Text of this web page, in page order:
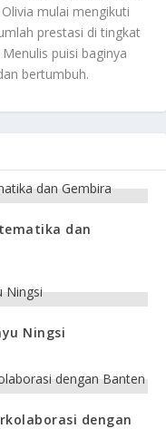
mulai mengikuti
prestasi di tingkat
puisi baginya
bertumbuh.
dan
Ningsi
dengan